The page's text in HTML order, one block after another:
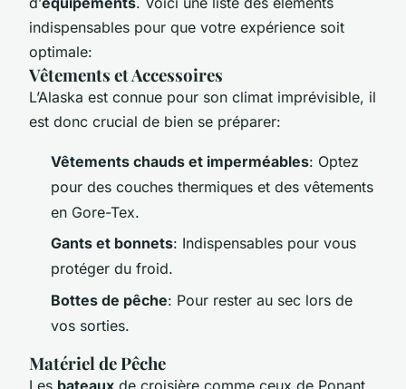
indispensables pour que votre expérience soit
optimale:
Vêtements et Accessoires
L’Alaska est connue pour son climat imprévisible, il
est donc crucial de bien se préparer:
Vêtements chauds et imperméables: Optez
pour des couches thermiques et des vêtements
en Gore-Tex.
Gants et bonnets: Indispensables pour vous
protéger du froid.
Bottes de pêche: Pour rester au sec lors de
vos sorties.
Matériel de Pêche
Les bateaux de croisière comme ceux de Ponant